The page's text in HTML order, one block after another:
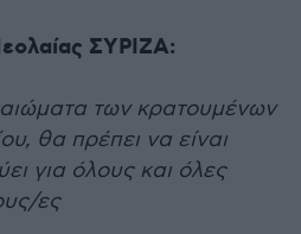
ΣΥΡΙΖΑ:
των κρατουμένων
θα πρέπει να είναι
για όλους και όλες
ες